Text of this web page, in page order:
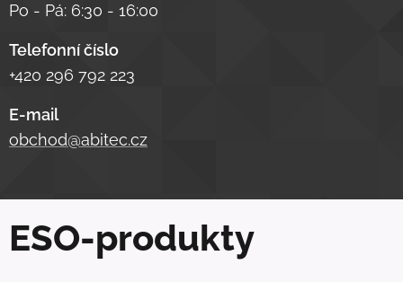
Po - Pá: 6:30 - 16:00
Telefonní číslo
+420 296 792 223
E-mail
obchod@abitec.cz
ESO-produkty